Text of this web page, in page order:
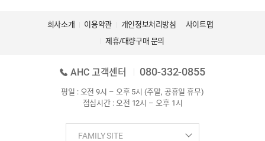
회사소개 이용약관 개인정보처리방침
사이트맵
제휴/대량구매 문의
AHC 고객센터 080-332-0855
평일 : 오전 9시 – 오후 5시 (주말, 공휴일 휴무)
점심시간 : 오전 12시 – 오후 1시